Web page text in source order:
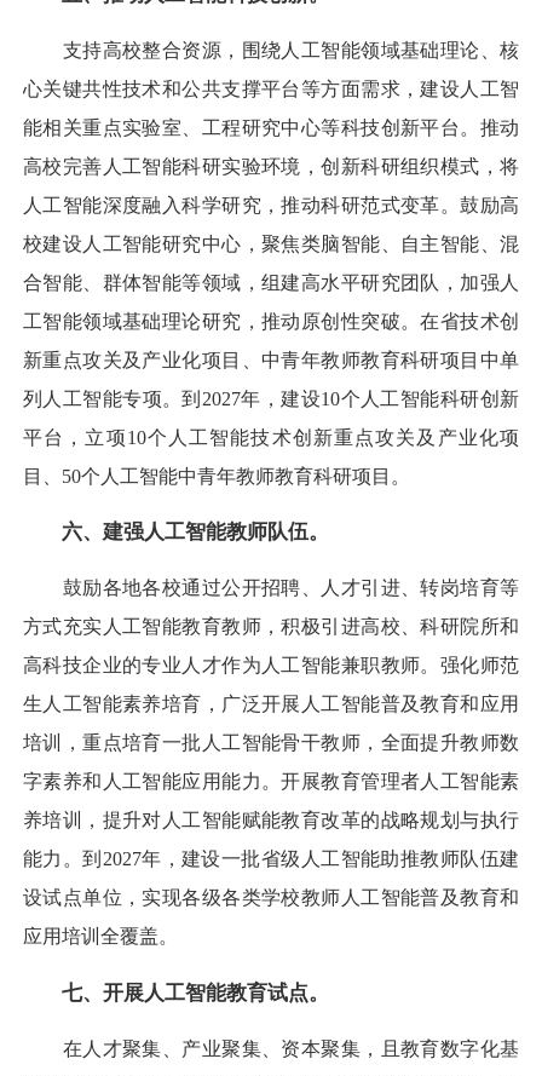
支持高校整合资源，围绕人工智能领域基础理论、核
心关键共性技术和公共支撑平台等方面需求，建设人工智
能相关重点实验室、工程研究中心等科技创新平台。推动
高校完善人工智能科研实验环境，创新科研组织模式，将
人工智能深度融入科学研究，推动科研范式变革。鼓励高
校建设人工智能研究中心，聚焦类脑智能、自主智能、混
合智能、群体智能等领域，组建高水平研究团队，加强人
工智能领域基础理论研究，推动原创性突破。在省技术创
新重点攻关及产业化项目、中青年教师教育科研项目中单
列人工智能专项。到2027年，建设10个人工智能科研创新
平台，立项10个人工智能技术创新重点攻关及产业化项
目、50个人工智能中青年教师教育科研项目。
六、建强人工智能教师队伍。
鼓励各地各校通过公开招聘、人才引进、转岗培育等
方式充实人工智能教育教师，积极引进高校、科研院所和
高科技企业的专业人才作为人工智能兼职教师。强化师范
生人工智能素养培育，广泛开展人工智能普及教育和应用
培训，重点培育一批人工智能骨干教师，全面提升教师数
字素养和人工智能应用能力。开展教育管理者人工智能素
养培训，提升对人工智能赋能教育改革的战略规划与执行
能力。到2027年，建设一批省级人工智能助推教师队伍建
设试点单位，实现各级各类学校教师人工智能普及教育和
应用培训全覆盖。
七、开展人工智能教育试点。
在人才聚集、产业聚集、资本聚集，且教育数字化基